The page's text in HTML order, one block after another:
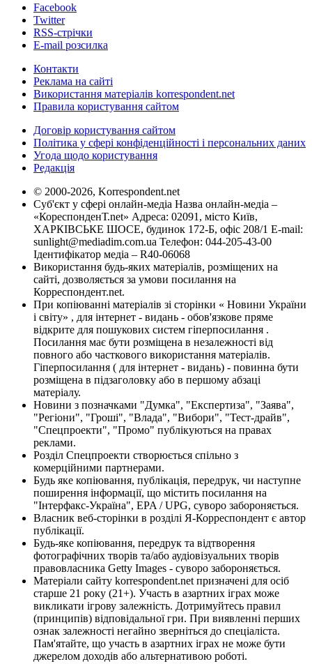
Facebook
Twitter
RSS-стрічки
E-mail розсилка
Контакти
Реклама на сайті
Використання матеріалів korrespondent.net
Правила користування сайтом
Договір користування сайтом
Політика у сфері конфіденційності і персональних даних
Угода щодо користування
Редакція
© 2000-2026, Korrespondent.net
Суб'єкт у сфері онлайн-медіа Назва онлайн-медіа –
«КореспонденТ.net» Адреса: 02091, місто Київ,
ХАРКІВСЬКЕ ШОСЕ, будинок 172-Б, офіс 208/1 E-mail:
sunlight@mediadim.com.ua Телефон: 044-205-43-00
Ідентифікатор медіа – R40-06068
Використання будь-яких матеріалів, розміщених на
сайті, дозволяється за умови посилання на
Корреспондент.net.
При копіюванні матеріалів зі сторінки « Новини України
і світу» , для інтернет - видань - обов'язкове пряме
відкрите для пошукових систем гіперпосилання .
Посилання має бути розміщена в незалежності від
повного або часткового використання матеріалів.
Гіперпосилання ( для інтернет - видань) - повинна бути
розміщена в підзаголовку або в першому абзаці
матеріалу.
Новини з позначками "Думка", "Експертиза", "Заява",
"Регіони", "Гроші", "Влада", "Вибори", "Тест-драйв",
"Спецпроекти", "Промо" публікуються на правах
реклами.
Розділ Спецпроекти створюється спільно з
комерційними партнерами.
Будь яке копіювання, публікація, передрук, чи наступне
поширення інформації, що містить посилання на
"Інтерфакс-Україна", EPA / UPG, суворо забороняється.
Власник веб-сторінки в розділі Я-Корреспондент є автор
публікації.
Будь-яке копіювання, передрук та відтворення
фотографічних творів та/або аудіовізуальних творів
правовласника Getty Images - суворо забороняється.
Матеріали сайту korrespondent.net призначені для осіб
старше 21 року (21+). Участь в азартних іграх може
викликати ігрову залежність. Дотримуйтесь правил
(принципів) відповідальної гри. При виявленні перших
ознак залежності негайно зверніться до спеціаліста.
Пам'ятайте, що участь в азартних іграх не може бути
джерелом доходів або альтернативою роботі.